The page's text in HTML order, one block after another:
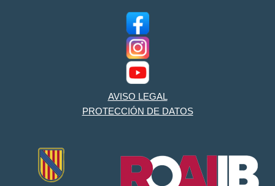
AVISO LEGAL
PROTECCIÓN DE DATOS